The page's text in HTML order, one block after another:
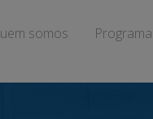
somos